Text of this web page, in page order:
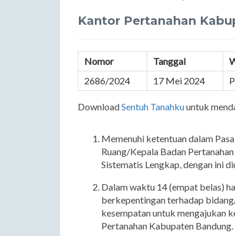
Kantor Pertanahan
Nomor Tanggal
2686/2024
17 Mei 2024
DownloadSentuh Tanahkuuntuk
Memenuhi ketentuan dalam
Ruang/Kepala Badan
Sistematis Lengkap, dengan ini
Dalam waktu 14 (empat belas)
berkepentingan terhadap
kesempatan untuk mengajukan
Pertanahan Kabupaten Bandung.